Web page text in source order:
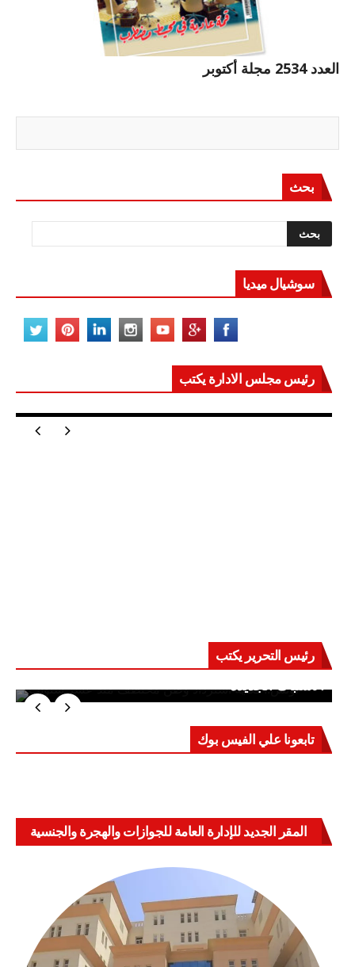
العدد 2534 مجلة أكتوبر
بحث
سوشيال ميديا
رئيس مجلس الادارة يكتب
مصر تعيد للعالم اتزانه
رئيس التحرير يكتب
حرب على العقول.. حادثة دمياط تكشف قواعد
الاشتباك الجديدة
تابعونا علي الفيس بوك
المقر الجديد للإدارة العامة للجوازات والهجرة والجنسية